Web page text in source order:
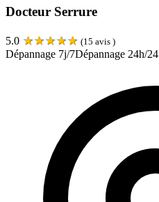
Docteur Serrure
5.0 ★★★★★ (15 avis )
Dépannage 7j/7Dépannage 24h/24